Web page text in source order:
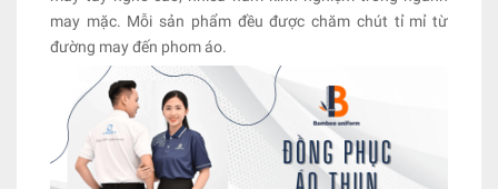
may mặc. Mỗi sản phẩm đều được chăm chút tỉ mỉ từ
đường may đến phom áo.